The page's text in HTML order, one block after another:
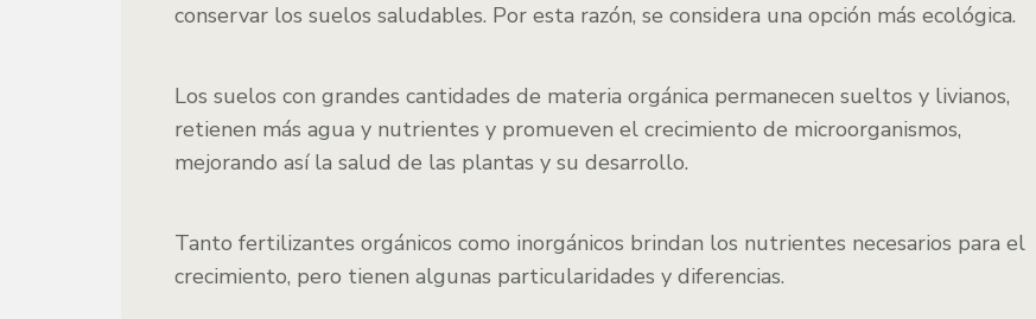
conservar los suelos saludables. Por esta razón, se considera una opción más ecológica.
Los suelos con grandes cantidades de materia orgánica permanecen sueltos y livianos,
retienen más agua y nutrientes y promueven el crecimiento de microorganismos,
mejorando así la salud de las plantas y su desarrollo.
Tanto fertilizantes orgánicos como inorgánicos brindan los nutrientes necesarios para el
crecimiento, pero tienen algunas particularidades y diferencias.